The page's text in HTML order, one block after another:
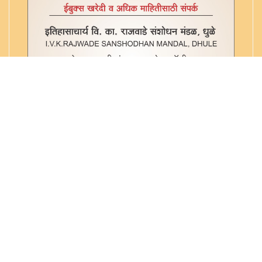
भाष्यप्रदीप प्रद्योत - ४८ व्या ४९-१- अध्याय-४
भाष्यप्रदीप प्रद्योत - ४८ व्या ४९-२
भाष्यप्रदीपोद्योत - ४८ व्या ४७ -अध्याय -२